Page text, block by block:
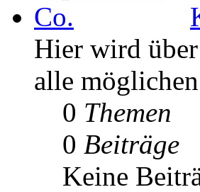
Hier wird
alle
0 Themen
0 Beiträge
Keine